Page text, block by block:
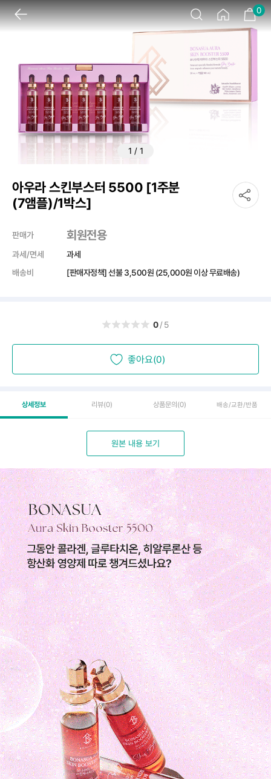
0
1 / 1
아우라 스킨부스터 5500 [1주분
(7앰플)/1박스]
판매가 회원전용
과세/면세
과세
배송비
[판매자정책] 선불 3,500원 (25,000원 이상 무료배송)
0/5
좋아요(0)
상세정보 리뷰(0) 상품문의 (0) 배송/교환/반품
원본 내용 보기